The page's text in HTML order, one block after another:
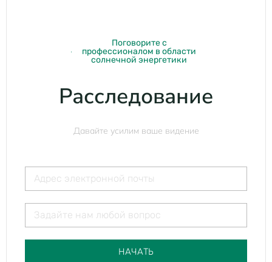
Поговорите с
профессионалом в области
солнечной энергетики
Расследование
Давайте усилим ваше видение
НАЧАТЬ